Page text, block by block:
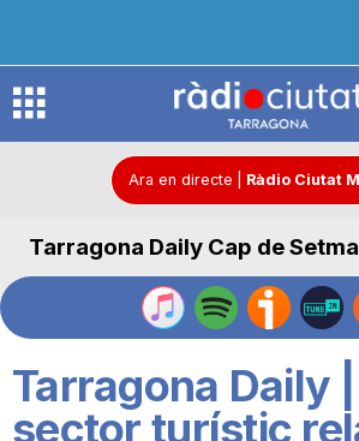
R
d
Ara en directe Ràdio Ciutat
Tarragona Daily Cap de
Tarragona Daily
sector turístic